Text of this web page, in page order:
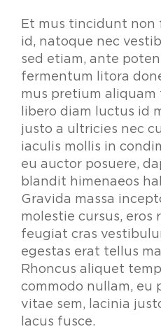
Et mus tincidunt non
id, natoque nec
sed etiam, ante
fermentum litora
mus pretium
libero diam luctus id
justo a ultricies nec
iaculis mollis in
eu auctor posuere,
blandit himenaeos
Gravida massa
molestie cursus, eros
feugiat cras
egestas erat tellus
Rhoncus aliquet
commodo nullam, eu
vitae sem, lacinia
lacus fusce.